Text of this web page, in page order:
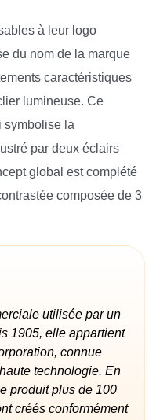
à leur logo
du nom de la marque
caractéristiques
lumineuse. Ce
symbolise la
par deux éclairs
global est complété
composée de 3
utilisée par un
1905, elle appartient
connue
technologie. En
produit plus de 100
créés conformément